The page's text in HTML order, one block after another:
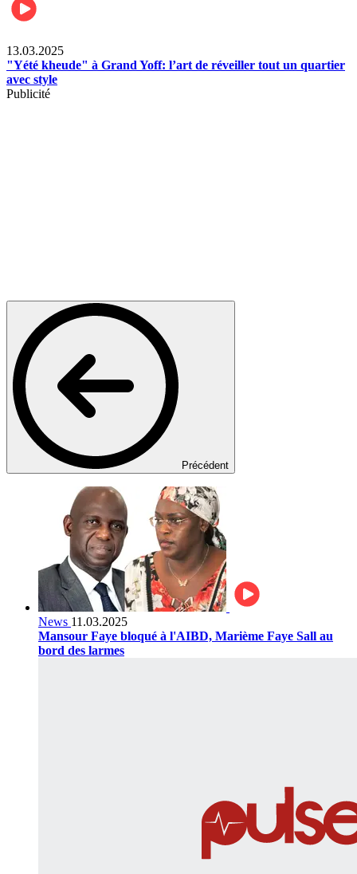
13.03.2025
"Yété kheude" à Grand Yoff: l’art de réveiller tout un quartier
avec style
Publicité
Précédent
News 11.03.2025
Mansour Faye bloqué à l'AIBD, Marième Faye Sall au
bord des larmes